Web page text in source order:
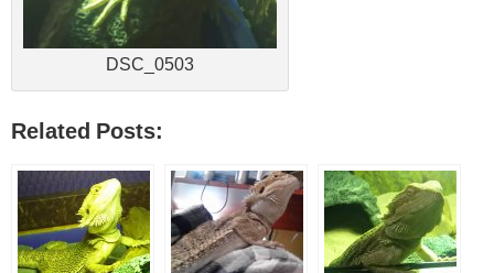
DSC_0503
Related Posts: